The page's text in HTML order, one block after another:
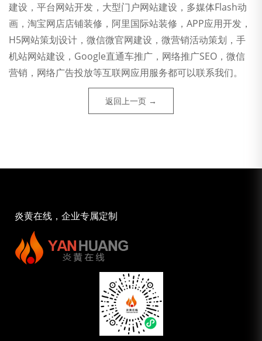
建设，平台网站开发，大型门户网站建设，多媒体Flash动
画，淘宝网店店铺装修，阿里国际站装修，APP应用开发，
H5网站策划设计，微信微官网建设，微营销活动策划，手
机站网站建设，Google直通车推广，网络推广SEO，微信
营销，网络广告投放等互联网应用服务都可以联系我们。
返回上一页 →
炎黄在线，企业专属定制